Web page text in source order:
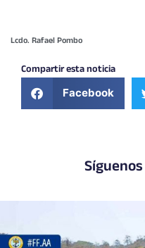
Lcdo. Rafael Pombo
Compartir esta noticia
Facebook